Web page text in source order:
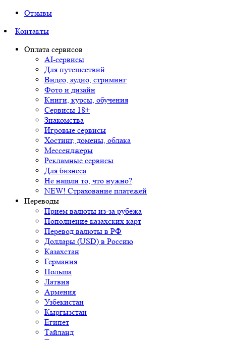
Отзывы
Контакты
Оплата сервисов
AI-сервисы
Для путешествий
Видео, аудио, стриминг
Фото и дизайн
Книги, курсы, обучения
Сервисы 18+
Знакомства
Игровые сервисы
Хостинг, домены, облака
Мессенджеры
Рекламные сервисы
Для бизнеса
Не нашли то, что нужно?
NEW! Страхование платежей
Переводы
Прием валюты из-за рубежа
Пополнение казахских карт
Перевод валюты в РФ
Доллары (USD) в Россию
Казахстан
Германия
Польша
Латвия
Армения
Узбекистан
Кыргызстан
Египет
Тайланд